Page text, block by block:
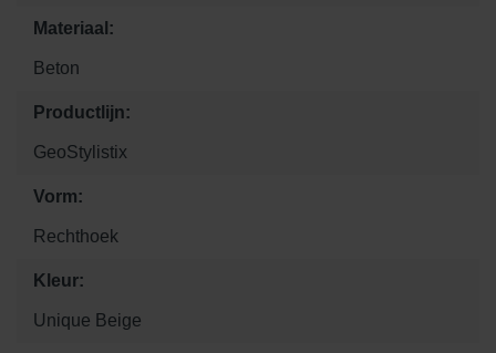
Materiaal:
Beton
Productlijn:
GeoStylistix
Vorm:
Rechthoek
Kleur:
Unique Beige